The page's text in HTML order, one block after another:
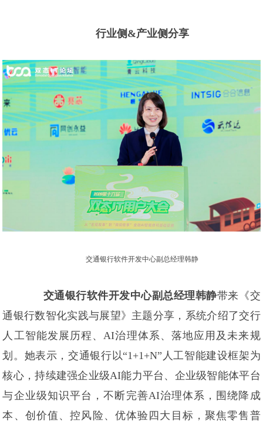
行业侧&产业侧分享
交通银行软件开发中心副总经理韩静
交通银行软件开发中心副总经理韩静带来《交
通银行数智化实践与展望》主题分享，系统介绍了交行
人工智能发展历程、AI治理体系、落地应用及未来规
划。她表示，交通银行以“1+1+N”人工智能建设框架为
核心，持续建强企业级AI能力平台、企业级智能体平台
与企业级知识平台，不断完善AI治理体系，围绕降成
本、创价值、控风险、优体验四大目标，聚焦零售普